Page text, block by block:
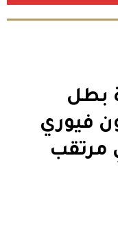
بطل
فيوري
مرتقب